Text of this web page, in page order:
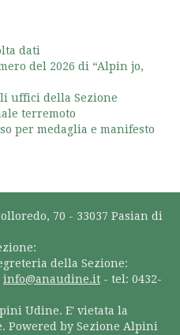
dati
del 2026 di “Alpin jo,
uffici della Sezione
terremoto
per medaglia e manifesto
70 - 33037 Pasian di
della Sezione:
info@anaudine.it - tel: 0432-
Udine. E' vietata la
Powered by Sezione Alpini